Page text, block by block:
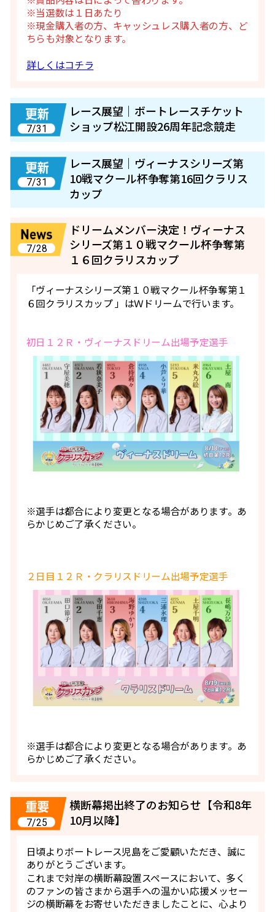
※当選数は１日あたり
※現金購入者の方、キャッシュレス購入者の方、ど
ちらも対象となります。
詳しくはコチラ
7/31
レース展望｜ボートレースチケット
ショップ松江開設26周年記念競走
7/31
レース展望｜ヴィーナスシリーズ第
10戦マクール杯争奪第16回クラリス
カップ
7/28
ドリームメンバー決定！ヴィーナス
シリーズ第１０戦マクール杯争奪第
１６回クラリスカップ
「ヴィーナスシリーズ第１０戦マクール杯争奪第１
６回クラリスカップ 」はＷドリームで行います。
初日１２Ｒ・ヴィーナスドリーム出場予定選手
※選手は都合により変更となる場合があります。あ
らかじめご了承ください。
２日目１２Ｒ・クラリスドリーム出場予定選手
※選手は都合により変更となる場合があります。あ
らかじめご了承ください。
7/25
横断幕掲出終了のお知らせ【令和8年
10月以降】
日頃よりボートレース児島をご愛顧いただき、誠に
ありがとうございます。
これまで対岸の横断幕設置スペースにおいて、多く
のファンの皆さまから選手への温かい応援メッセー
ジの横断幕をお寄せいただきましたことに、心より